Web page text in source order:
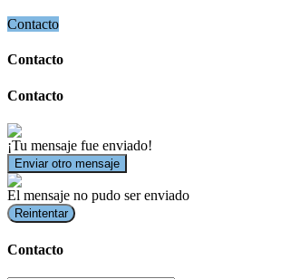
Contacto
Contacto
Contacto
¡Tu mensaje fue enviado!
Enviar otro mensaje
El mensaje no pudo ser enviado
Reintentar
Contacto